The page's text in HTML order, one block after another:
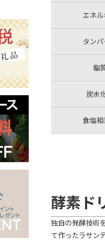
エネル
タンパ
脂
炭水
食塩
酵素ド
独自の発酵技術
て作ったラサン